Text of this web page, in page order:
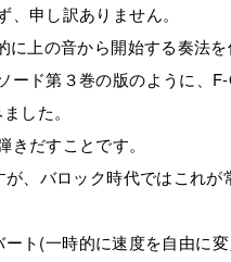
申し訳ありません。
上の音から開始する奏法を
ード第３巻の版のように、
した。
だすことです。
、バロック時代ではこれが
ト(一時的に速度を自由に